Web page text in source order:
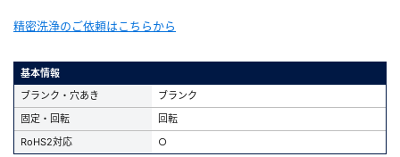
精密洗浄のご依頼はこちらから
基本情報
ブランク・穴あき
ブランク
固定・回転
回転
RoHS2対応
○